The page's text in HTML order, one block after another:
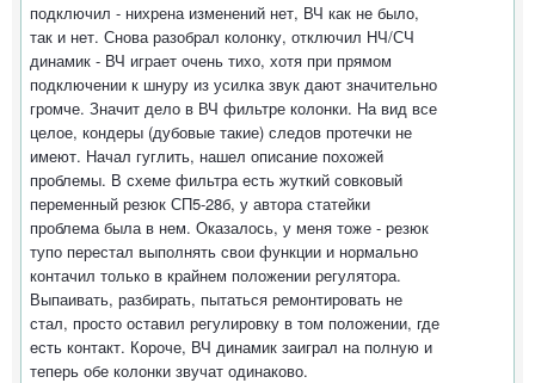
подключил - нихрена изменений нет, ВЧ как не было,
так и нет. Снова разобрал колонку, отключил НЧ/СЧ
динамик - ВЧ играет очень тихо, хотя при прямом
подключении к шнуру из усилка звук дают значительно
громче. Значит дело в ВЧ фильтре колонки. На вид все
целое, кондеры (дубовые такие) следов протечки не
имеют. Начал гуглить, нашел описание похожей
проблемы. В схеме фильтра есть жуткий совковый
переменный резюк СП5-28б, у автора статейки
проблема была в нем. Оказалось, у меня тоже - резюк
тупо перестал выполнять свои функции и нормально
контачил только в крайнем положении регулятора.
Выпаивать, разбирать, пытаться ремонтировать не
стал, просто оставил регулировку в том положении, где
есть контакт. Короче, ВЧ динамик заиграл на полную и
теперь обе колонки звучат одинаково.